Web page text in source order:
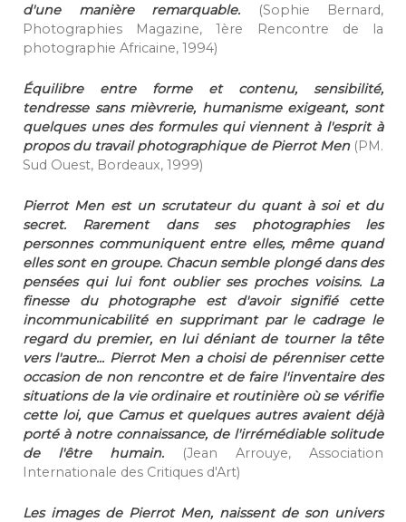
d'une manière remarquable.
(Sophie Bernard,
Photographies Magazine, 1ère Rencontre de la
photographie Africaine, 1994)
Équilibre entre forme et contenu, sensibilité,
tendresse sans mièvrerie, humanisme exigeant, sont
quelques unes des formules qui viennent à l'esprit à
propos du travail photographique de Pierrot Men (PM.
Sud Ouest, Bordeaux, 1999)
Pierrot Men est un scrutateur du quant à soi et du
secret. Rarement dans ses photographies les
personnes communiquent entre elles, même quand
elles sont en groupe. Chacun semble plongé dans des
pensées qui lui font oublier ses proches voisins. La
finesse du photographe est d'avoir signifié cette
incommunicabilité en supprimant par le cadrage le
regard du premier, en lui déniant de tourner la tête
vers l'autre... Pierrot Men a choisi de pérenniser cette
occasion de non rencontre et de faire l'inventaire des
situations de la vie ordinaire et routinière où se vérifie
cette loi, que Camus et quelques autres avaient déjà
porté à notre connaissance, de l'irrémédiable solitude
de l'être humain.
(Jean Arrouye, Association
Internationale des Critiques d'Art)
Les images de Pierrot Men, naissent de son univers